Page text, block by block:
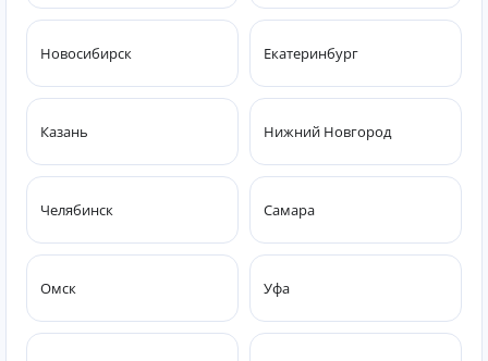
Новосибирск Екатеринбург
Казань Нижний Новгород
Челябинск Самара
Омск Уфа